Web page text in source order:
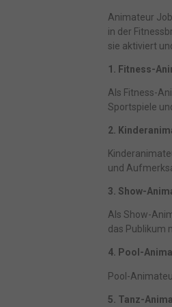
Animateur
in der
sie aktiviert
1. Fitness-
Als Fitness-
Sportspiele
2.
und
3. Show-
Als Show-
das Publikum
4. Pool-
Pool-
5. Tanz-